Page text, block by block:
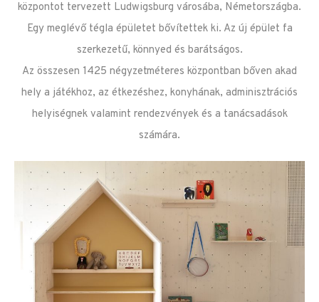
központot tervezett Ludwigsburg városába, Németországba.
Egy meglévő tégla épületet bővítettek ki. Az új épület fa
szerkezetű, könnyed és barátságos.
Az összesen 1425 négyzetméteres központban bőven akad
hely a játékhoz, az étkezéshez, konyhának, adminisztrációs
helyiségnek valamint rendezvények és a tanácsadások
számára.